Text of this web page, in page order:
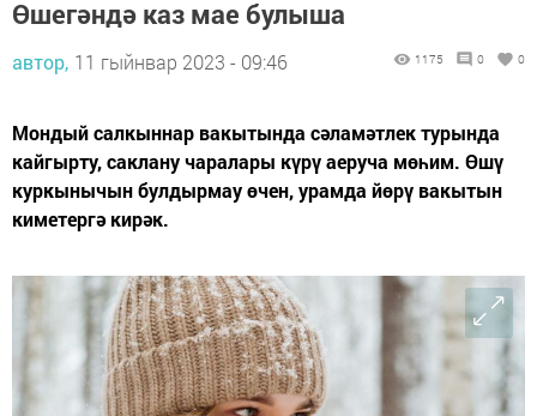
Өшегәндә каз мае булыша
автор, 11 гыйнвар 2023 - 09:46 1175 0 0
Мондый салкыннар вакытында сәламәтлек турында
кайгырту, саклану чаралары күрү аеруча мөһим. Өшү
куркынычын булдырмау өчен, урамда йөрү вакытын
киметергә кирәк.